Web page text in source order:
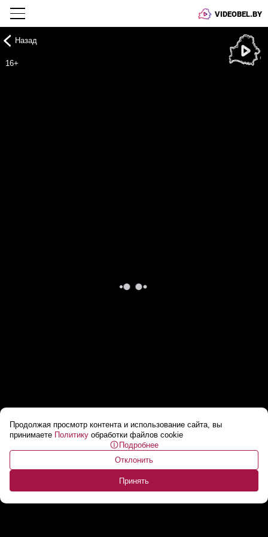
VIDEOBEL.BY
Продолжая просмотр контента и использование сайта, вы
принимаете Политику обработки файлов cookie
Подробнее
Отклонить
Принять
Назад
16+
Дизайнер из Беларуси попала на Неделю
моды в Париже! // «Нас останавливали и
...